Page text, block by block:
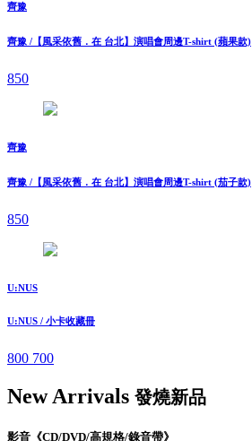
齊豫
齊豫 /【風采依舊．在 台北】演唱會周邊T-shirt (蘋果款)
850
齊豫
齊豫 /【風采依舊．在 台北】演唱會周邊T-shirt (茄子款)
850
U:NUS
U:NUS / 小卡收藏冊
800 700
New Arrivals 發燒新品
影音《CD/DVD/高規格/錄音帶》